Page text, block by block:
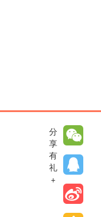
分
享
有
礼
+